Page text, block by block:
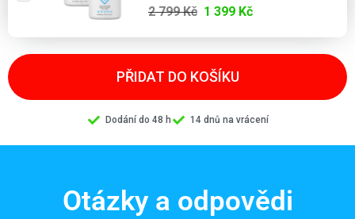
2 799 Kč 1 399 Kč
PŘIDAT DO KOŠÍKU
Dodání do 48 h 14 dnů na vrácení
Otázky a odpovědi